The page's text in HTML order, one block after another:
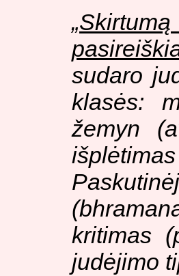
„
sudaro
klasės:
žemyn
kritimas
judėjimo